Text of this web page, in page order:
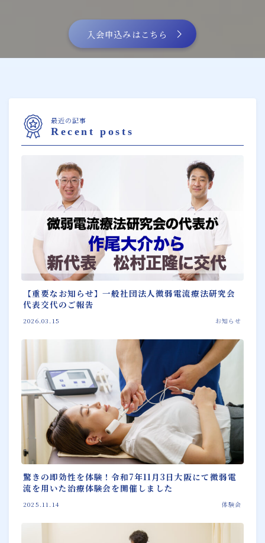
入会申込みはこちら
最近の記事
Recent posts
【重要なお知らせ】一般社団法人微弱電流療法研究会
代表交代のご報告
2026.03.15 お知らせ
驚きの即効性を体験！令和7年11月3日大阪にて微弱電
流を用いた治療体験会を開催しました
2025.11.14 体験会